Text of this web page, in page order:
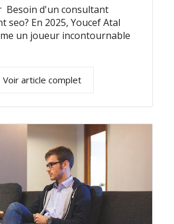
Besoin d'un consultant
seo? En 2025, Youcef Atal
un joueur incontournable
Voir article complet